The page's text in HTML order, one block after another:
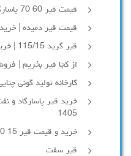
قیمت قیر 60 70 پاسارگاد
قیمت قیر دمیده | خرید
قیر گرید 115/15 | خرید و قیمت روز
از کجا قیر بخریم | فروش قیر 60 70
کارخانه تولید گونی
خرید قیر پاسارگاد و
1405
خرید و قیمت قیر 15 90 دمیده امروز
قیر سفت